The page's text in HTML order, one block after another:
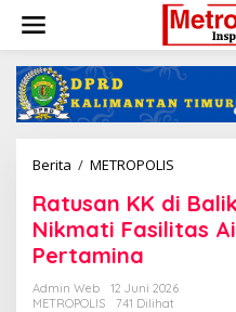
konten
Berita / METROPOLIS
di
Barat
Nikmati
Ratusan KK di
Nikmati Fasilitas
Pertamina
Admin Web
12 Juni 2026
METROPOLIS
741 Dilihat